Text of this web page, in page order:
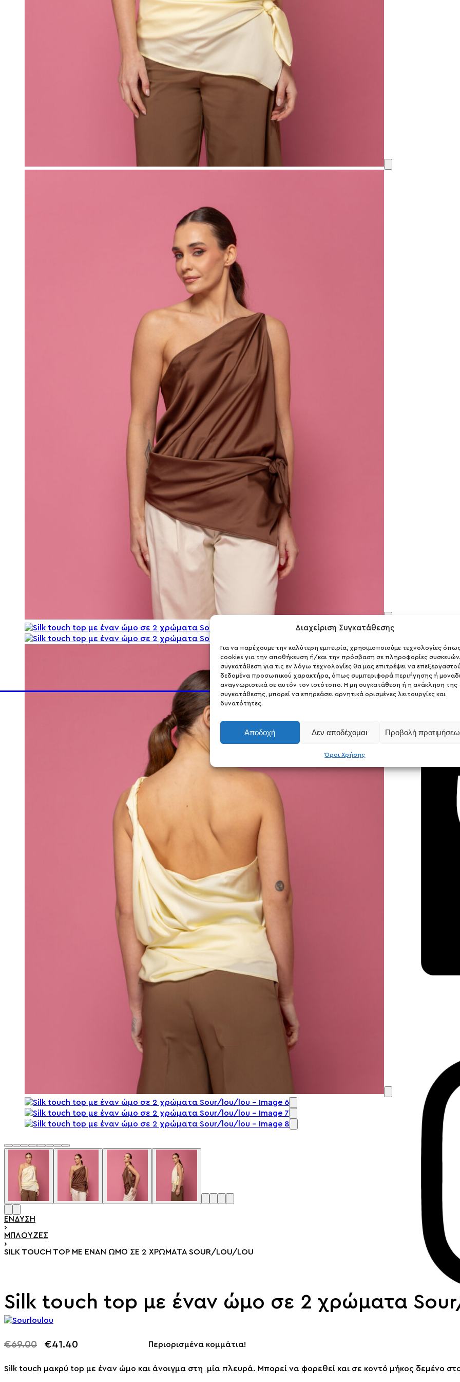
Διαχείριση Συγκατάθεσης
Για να παρέχουμε την καλύτερη εμπειρία, χρησιμοποιούμε τεχνολογίες
cookies για την αποθήκευση ή/και την πρόσβαση σε πληροφορίες
συγκατάθεση για τις εν λόγω τεχνολογίες θα μας επιτρέψει να
δεδομένα προσωπικού χαρακτήρα, όπως συμπεριφορά περιήγησης ή
αναγνωριστικά σε αυτόν τον ιστότοπο. Η μη συγκατάθεση ή η ανάκληση της
συγκατάθεσης, μπορεί να επηρεάσει αρνητικά ορισμένες λειτουργίες και
δυνατότητες.
Αποδοχή Δεν αποδέχομαι Προβολή
Όροι Χρήσης
ΈΝΔΥΣΗ
›
ΜΠΛΟΎΖΕΣ
›
SILK TOUCH TOP ΜΕ ΈΝΑΝ ΏΜΟ ΣΕ 2 ΧΡΏΜΑΤΑ SOUR/LOU/LOU
Silk touch top με έναν ώμο σε 2 χρώματα
€69.00 €41.40 Περιορισμένα κομμάτια!
Silk touch μακρύ top με έναν ώμο και άνοιγμα στη μία πλευρά. Μπορεί να φορεθεί και σε κοντό μήκος δεμένο